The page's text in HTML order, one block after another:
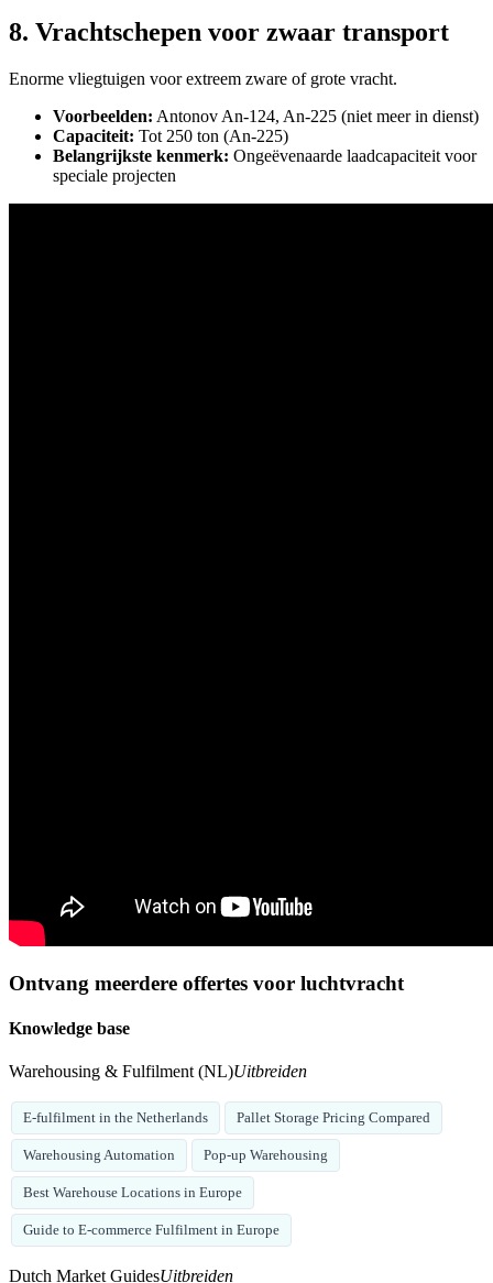
8. Vrachtschepen voor zwaar transport
Enorme vliegtuigen voor extreem zware of grote vracht.
Voorbeelden: Antonov An-124, An-225 (niet meer in dienst)
Capaciteit: Tot 250 ton (An-225)
Belangrijkste kenmerk: Ongeëvenaarde laadcapaciteit voor
speciale projecten
Ontvang meerdere offertes voor luchtvracht
Knowledge base
Warehousing & Fulfilment (NL)Uitbreiden
E-fulfilment in the Netherlands Pallet Storage Pricing Compared
Warehousing Automation Pop-up Warehousing
Best Warehouse Locations in Europe
Guide to E-commerce Fulfilment in Europe
Dutch Market GuidesUitbreiden